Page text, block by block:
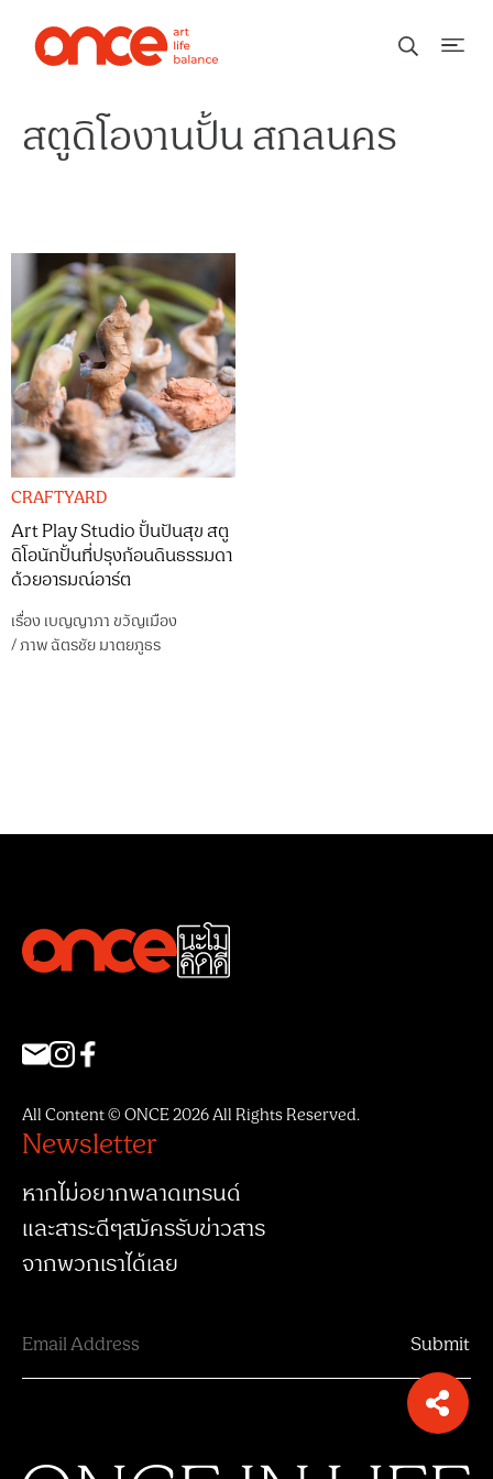
สตูดิโองานปั้น สกลนคร
CRAFTYARD
Art Play Studio ปั้นปันสุข สตู
ดิโอนักปั้นที่ปรุงก้อนดินธรรมดา
ด้วยอารมณ์อาร์ต
เรื่อง เบญญาภา ขวัญเมือง
/ภาพฉัตรชัย มาตยภูธร
All Content © ONCE 2026 All Rights Reserved.
Newsletter
หากไม่อยากพลาดเทรนด์
และสาระดีๆสมัครรับข่าวสาร
จากพวกเราได้เลย